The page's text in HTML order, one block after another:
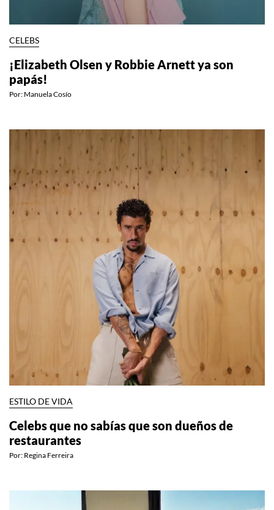
CELEBS
¡Elizabeth Olsen y Robbie Arnett ya son
papás!
Por: Manuela Cosío
ESTILO DE VIDA
Celebs que no sabías que son dueños de
restaurantes
Por: Regina Ferreira